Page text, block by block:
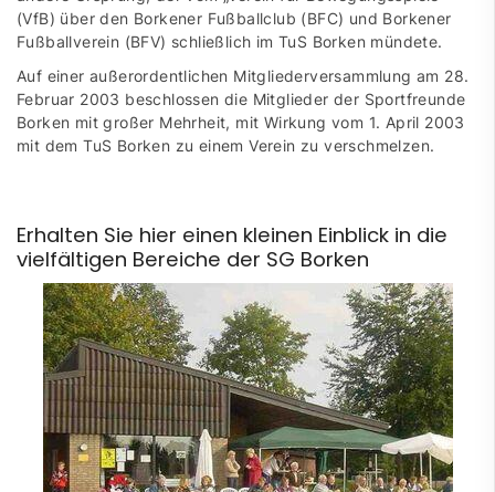
(VfB) über den Borkener Fußballclub (BFC) und Borkener
Fußballverein (BFV) schließlich im TuS Borken mündete.
Auf einer außerordentlichen Mitgliederversammlung am 28.
Februar 2003 beschlossen die Mitglieder der Sportfreunde
Borken mit großer Mehrheit, mit Wirkung vom 1. April 2003
mit dem TuS Borken zu einem Verein zu verschmelzen.
Erhalten Sie hier einen kleinen Einblick in die
vielfältigen Bereiche der SG Borken